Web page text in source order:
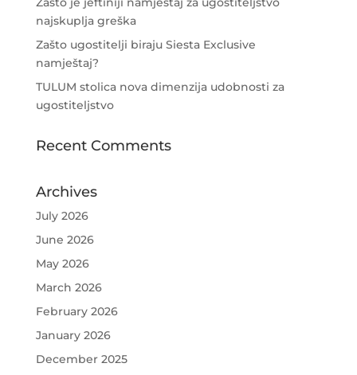
najskuplja greška
Zašto ugostitelji biraju Siesta Exclusive
namještaj?
TULUM stolica nova dimenzija udobnosti za
ugostiteljstvo
Recent Comments
Archives
July 2026
June 2026
May 2026
March 2026
February 2026
January 2026
December 2025